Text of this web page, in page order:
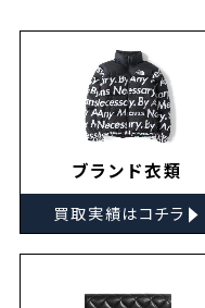
ブランド衣類
買取実績はコチラ ▸